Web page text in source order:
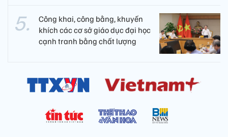
Công khai, công bằng, khuyến
khích các cơ sở giáo dục đại học
cạnh tranh bằng chất lượng​